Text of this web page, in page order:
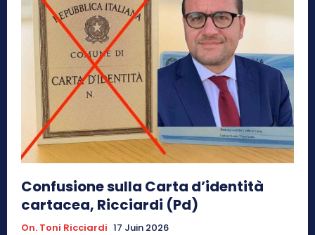
Confusione sulla Carta d’identità
cartacea, Ricciardi (Pd)
On. Toni Ricciardi 17 Juin 2026